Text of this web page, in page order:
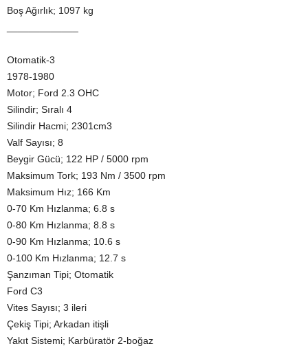
Boş Ağırlık; 1097 kg
Otomatik-3
1978-1980
Motor; Ford 2.3 OHC
Silindir; Sıralı 4
Silindir Hacmi; 2301cm3
Valf Sayısı; 8
Beygir Gücü; 122 HP / 5000 rpm
Maksimum Tork; 193 Nm / 3500 rpm
Maksimum Hız; 166 Km
0-70 Km Hızlanma; 6.8 s
0-80 Km Hızlanma; 8.8 s
0-90 Km Hızlanma; 10.6 s
0-100 Km Hızlanma; 12.7 s
Şanzıman Tipi; Otomatik
Ford C3
Vites Sayısı; 3 ileri
Çekiş Tipi; Arkadan itişli
Yakıt Sistemi; Karbüratör 2-boğaz